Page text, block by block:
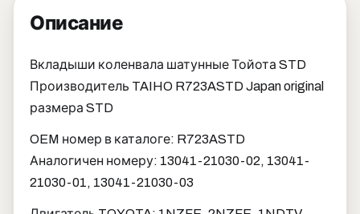
Описание
Вкладыши коленвала шатунные Тойота STD
Производитель TAIHO R723ASTD Japan original
размера STD
OEM номер в каталоге: R723ASTD
Аналогичен номеру: 13041-21030-02, 13041-
21030-01, 13041-21030-03